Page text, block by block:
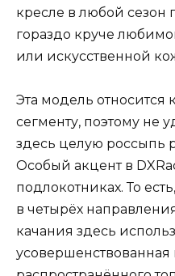
кресле в любой сезон
гораздо круче
или искусственной
Эта модель
сегменту, поэтому не
здесь целую россыпь
Особый акцент в
подлокотниках. То
в четырёх
качания здесь